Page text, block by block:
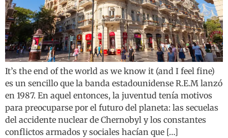
It’s the end of the world as we know it (and I feel fine)
es un sencillo que la banda estadounidense R.E.M lanzó
en 1987. En aquel entonces, la juventud tenía motivos
para preocuparse por el futuro del planeta: las secuelas
del accidente nuclear de Chernobyl y los constantes
conflictos armados y sociales hacían que […]